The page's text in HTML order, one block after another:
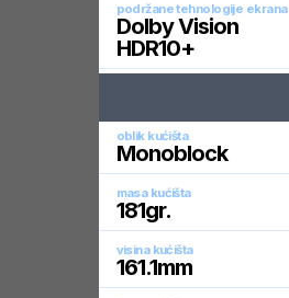
podržane tehnologije ekrana
Dolby Vision
HDR10+
oblik kućišta
Monoblock
masa kućišta
181gr.
visina kućišta
161.1mm